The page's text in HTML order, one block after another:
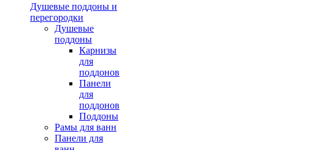
Душевые поддоны и
перегородки
Душевые
поддоны
Карнизы
для
поддонов
Панели
для
поддонов
Поддоны
Рамы для ванн
Панели для